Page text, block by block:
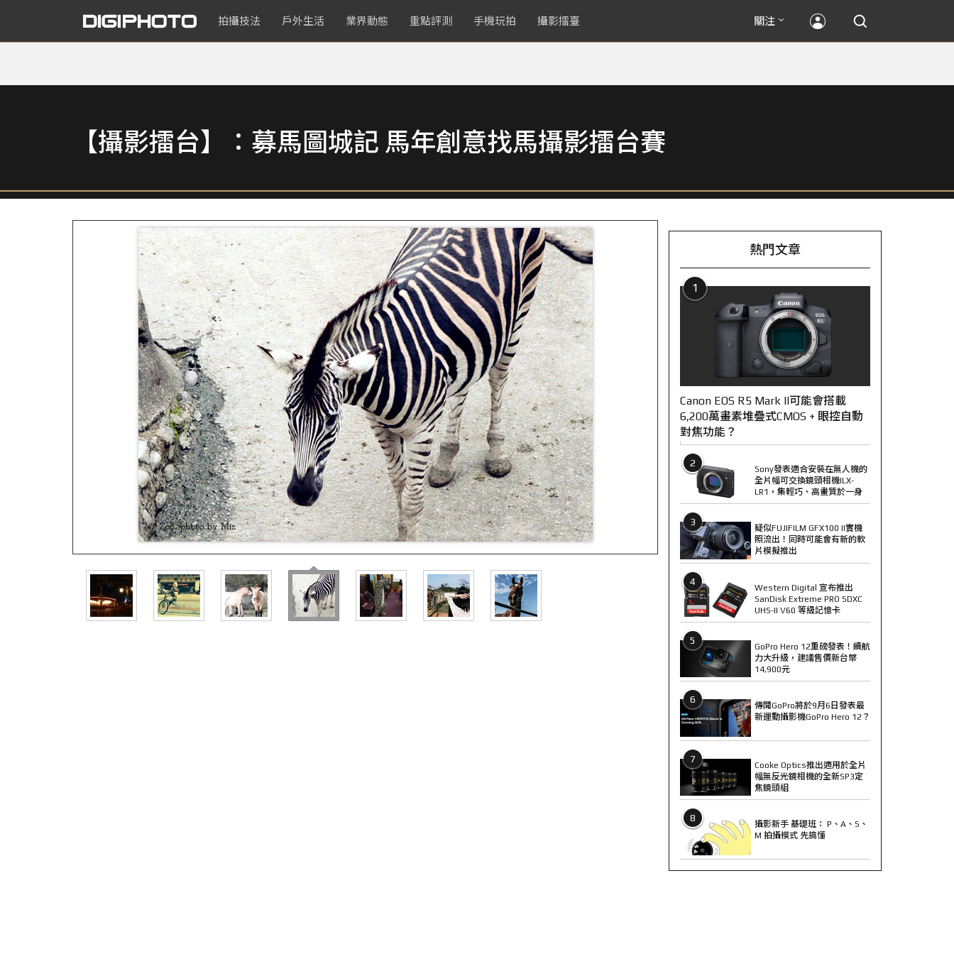
拍攝技法 戶外生活 業界動態 重點評測 手機玩拍 攝影擂臺 關注
【攝影擂台】：募馬圖城記 馬年創意找馬攝影擂台賽
熱門文章
1
Canon EOS R5 Mark II可能會搭載
6,200萬畫素堆疊式CMOS + 眼控自動
對焦功能？
2
Sony發表適合安裝在無人機的
全片幅可交換鏡頭相機ILX-
LR1，集輕巧、高畫質於一身
3
疑似FUJIFILM GFX100 II實機
照流出！同時可能會有新的軟
片模擬推出
4
Western Digital 宣布推出
SanDisk Extreme PRO SDXC
UHS-II V60 等級記憶卡
5
GoPro Hero 12重磅發表！續航
力大升級，建議售價新台幣
14,900元
6
傳聞GoPro將於9月6日發表最
新運動攝影機GoPro Hero 12？
7
Cooke Optics推出適用於全片
幅無反光鏡相機的全新SP3定
焦鏡頭組
8
攝影新手 基礎班： P、A、S、
M 拍攝模式 先搞懂